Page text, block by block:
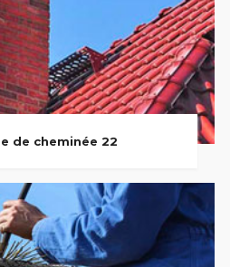
de cheminée 22